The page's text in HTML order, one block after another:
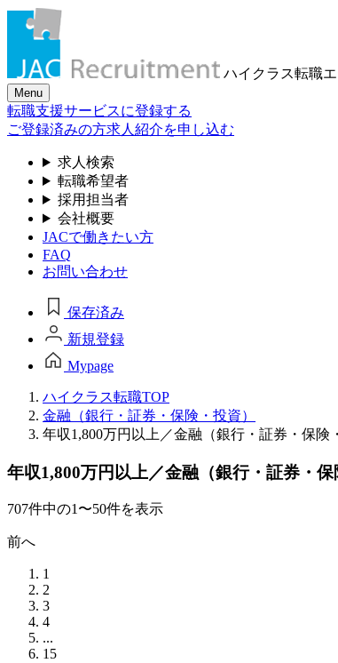
ハイクラス転職
Menu
転職支援サービスに登録する
ご登録済みの方求人紹介を申し込む
求人検索
転職希望者
採用担当者
会社概要
JACで働きたい方
FAQ
お問い合わせ
保存済み
新規登録
Mypage
ハイクラス転職TOP
金融（銀行・証券・保険・投資）
年収1,800万円以上／金融（銀行・証券・保険
年収1,800万円以上／金融（銀行・証券・
707件中の1〜50件を表示
前へ
1
2
3
4
...
15